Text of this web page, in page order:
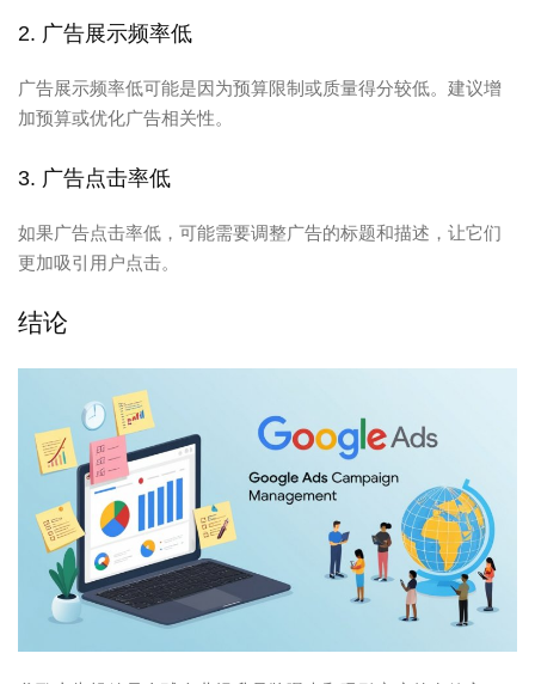
2. 广告展示频率低
广告展示频率低可能是因为预算限制或质量得分较低。建议增
加预算或优化广告相关性。
3. 广告点击率低
如果广告点击率低，可能需要调整广告的标题和描述，让它们
更加吸引用户点击。
结论